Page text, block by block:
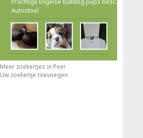
Prachtige Engelse bulldog pups besc
Autostoel
Meer zoekertjes in Peer
Uw zoekertje toevoegen